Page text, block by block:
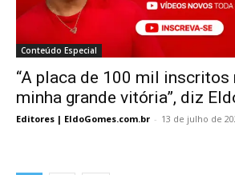
Conteúdo Especial
“A placa de 100 mil inscritos
minha grande vitória”, diz
Editores | EldoGomes.com.br - 13 de julho de